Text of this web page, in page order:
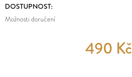
MĚNA
(CZK)
DOSTUPNOST:
Možnosti doručení
490 Kč
T